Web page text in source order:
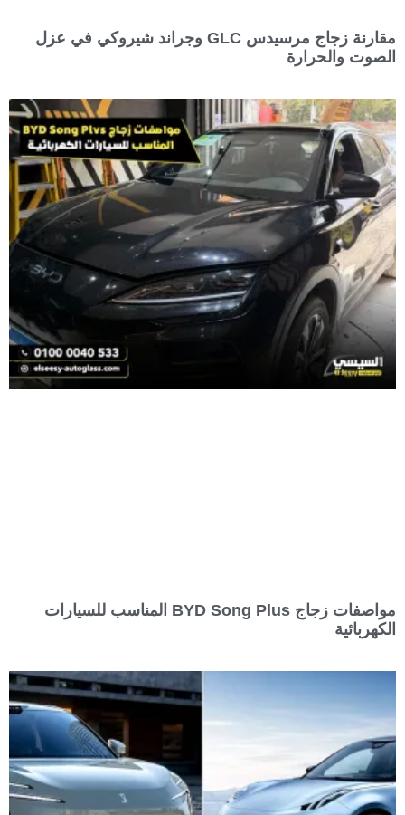
مقارنة زجاج مرسيدس GLC وجراند شيروكي في عزل
الصوت والحرارة
مواصفات زجاج BYD Song Plus المناسب للسيارات
الكهربائية